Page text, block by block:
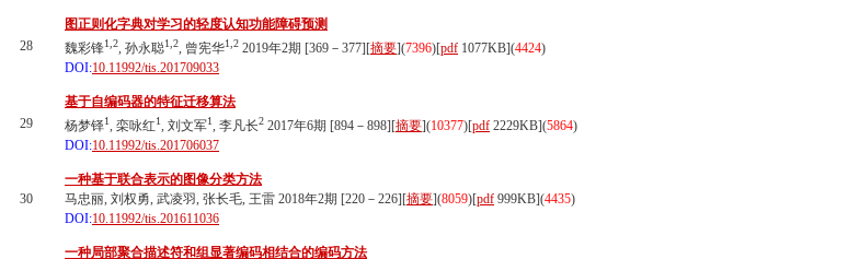
28
图正则化字典对学习的轻度认知功能障碍预测
魏彩锋1,2, 孙永聪1,2, 曾宪华1,2 2019年2期 [369－377][摘要](7396)[pdf 1077KB](4424)
DOI:10.11992/tis.201709033
29
基于自编码器的特征迁移算法
杨梦铎1, 栾咏红1, 刘文军1, 李凡长2 2017年6期 [894－898][摘要](10377)[pdf 2229KB](5864)
DOI:10.11992/tis.201706037
30
一种基于联合表示的图像分类方法
马忠丽, 刘权勇, 武凌羽, 张长毛, 王雷 2018年2期 [220－226][摘要](8059)[pdf 999KB](4435)
DOI:10.11992/tis.201611036
一种局部聚合描述符和组显著编码相结合的编码方法